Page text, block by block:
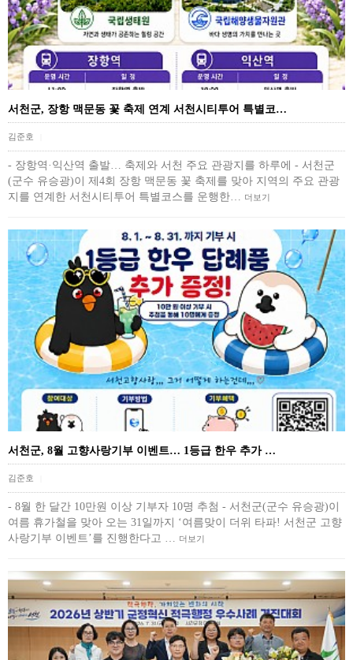
서천군, 장항 맥문동 꽃 축제 연계 서천시티투어 특별코…
김준호
- 장항역·익산역 출발… 축제와 서천 주요 관광지를 하루에 - 서천군
(군수 유승광)이 제4회 장항 맥문동 꽃 축제를 맞아 지역의 주요 관광
지를 연계한 서천시티투어 특별코스를 운행한…
더보기
서천군, 8월 고향사랑기부 이벤트… 1등급 한우 추가 …
김준호
- 8월 한 달간 10만원 이상 기부자 10명 추첨 - 서천군(군수 유승광)이
여름 휴가철을 맞아 오는 31일까지 ‘여름맞이 더위 타파! 서천군 고향
사랑기부 이벤트’를 진행한다고 … 더보기